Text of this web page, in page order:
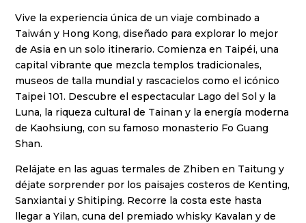
Vive la experiencia única de un viaje combinado a
Taiwán y Hong Kong, diseñado para explorar lo mejor
de Asia en un solo itinerario. Comienza en Taipéi, una
capital vibrante que mezcla templos tradicionales,
museos de talla mundial y rascacielos como el icónico
Taipei 101. Descubre el espectacular Lago del Sol y la
Luna, la riqueza cultural de Tainan y la energía moderna
de Kaohsiung, con su famoso monasterio Fo Guang
Shan.
Relájate en las aguas termales de Zhiben en Taitung y
déjate sorprender por los paisajes costeros de Kenting,
Sanxiantai y Shitiping. Recorre la costa este hasta
llegar a Yilan, cuna del premiado whisky Kavalan y de